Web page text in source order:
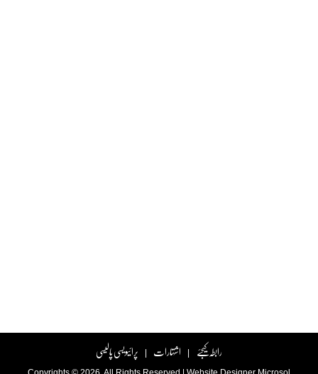
رابطہ کیجئے اشتہارات پرائیویسی پالیسی